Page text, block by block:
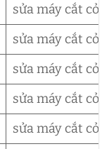
sửa máy cắt cỏ
sửa máy cắt cỏ
sửa máy cắt cỏ
sửa máy cắt cỏ
sửa máy cắt cỏ